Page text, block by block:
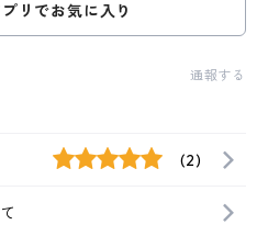
リでお気に入り
通報する
(2)